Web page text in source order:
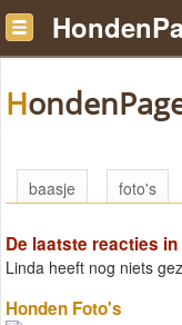
baasje foto's
De laatste reacties in
Linda heeft nog niets
Honden Foto's